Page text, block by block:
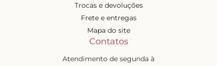
Trocas e devoluções
Frete e entregas
Mapa do site
Contatos
Atendimento de segunda à